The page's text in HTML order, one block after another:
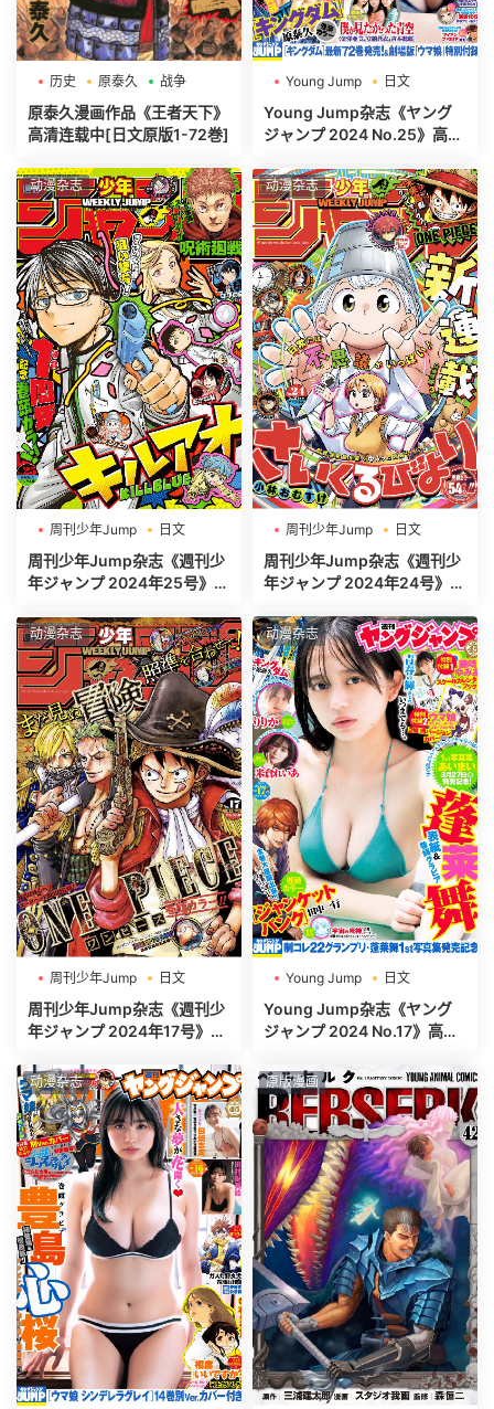
历史 原泰久 战争
原泰久漫画作品《王者天下》
高清连载中[日文原版1-72巻]
Young Jump
日文
週刊ヤングジャンプ
Young Jump杂志《ヤング
ジャンプ 2024 No.25》高清
动漫杂志
周刊少年Jump
日文
週刊少年ジャンプ
周刊少年Jump杂志《週刊少
年ジャンプ 2024年25号》高
动漫杂志
周刊少年Jump
日文
週刊少年ジャンプ
周刊少年Jump杂志《週刊少
年ジャンプ 2024年24号》高
动漫杂志
周刊少年Jump
日文
週刊少年ジャンプ
周刊少年Jump杂志《週刊少
年ジャンプ 2024年17号》高
动漫杂志
Young Jump
日文
週刊ヤングジャンプ
Young Jump杂志《ヤング
ジャンプ 2024 No.17》高清
动漫杂志 原版漫画